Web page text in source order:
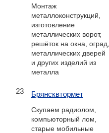
Монтаж
металлоконструкций,
изготовление
металлических ворот,
решёток на окна, оград,
металлических дверей
и других изделий из
металла
23 Брянсквтормет
Скупаем радиолом,
компьюторный лом,
старые мобильные